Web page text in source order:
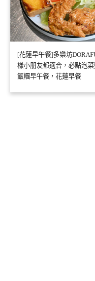
[花蓮早午餐]多樂坊
樣小朋友都適合，必點泡
飯糰早午餐，花蓮早餐